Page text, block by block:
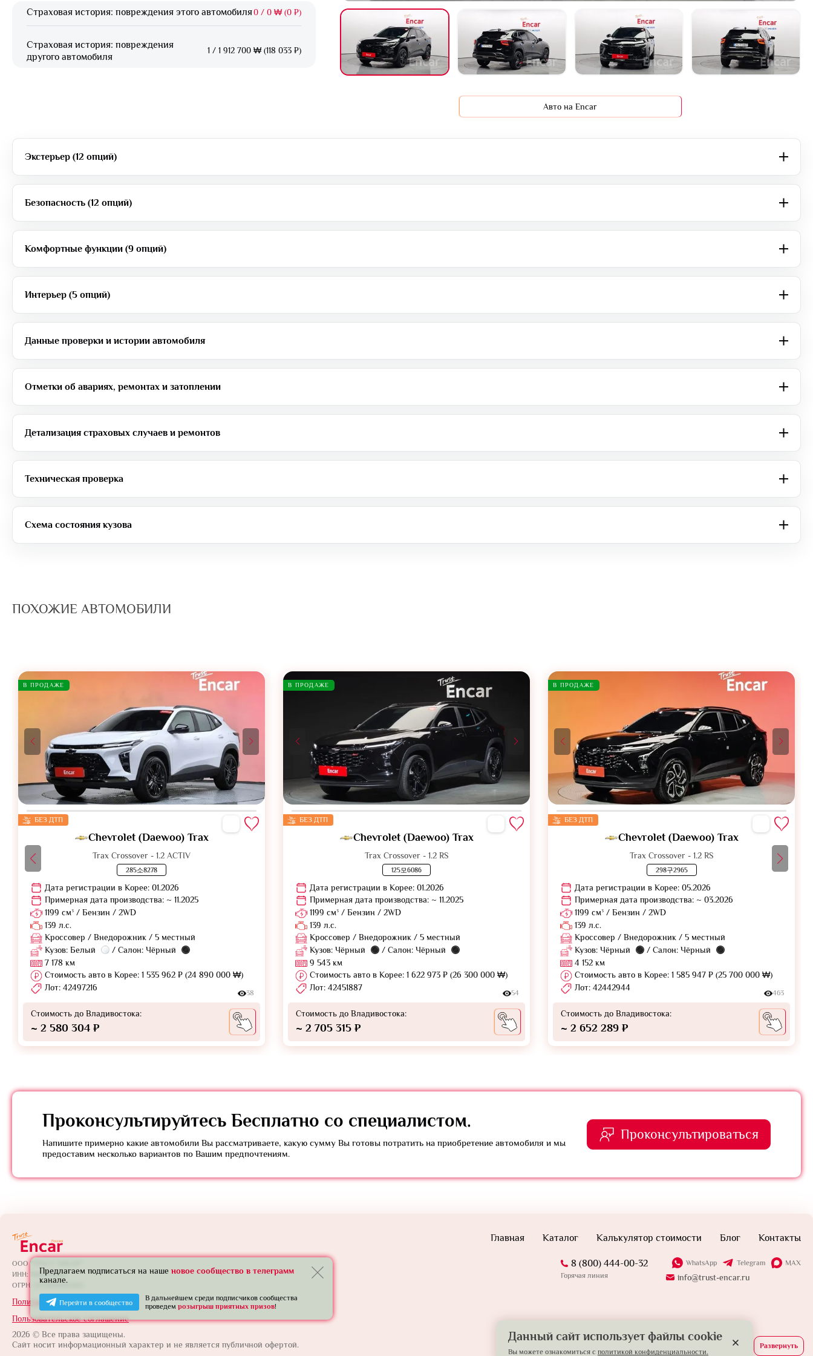
Страховая история: повреждения этого автомобиля0 / 0 ₩ (0 ₽)
Страховая история: повреждения
другого автомобиля
1 / 1 912 700 ₩ (118 033 ₽)
Авто на Encar
Экстерьер (12 опций)
Безопасность (12 опций)
Комфортные функции (9 опций)
Интерьер (5 опций)
Данные проверки и истории автомобиля
Отметки об авариях, ремонтах и затоплении
Детализация страховых случаев и ремонтов
Техническая проверка
Схема состояния кузова
ПОХОЖИЕ АВТОМОБИЛИ
В ПРОДАЖЕ
БЕЗ ДТП
Chevrolet (Daewoo) Trax
Trax Crossover - 1.2 ACTIV
285소8278
Дата регистрации в Корее: 01.2026
Примерная дата производства: ~ 11.2025
1199 см³ / Бензин / 2WD
139 л.с.
Кроссовер / Внедорожник / 5 местный
Кузов: Белый
/ Салон: Чёрный
7 178 км
Стоимость авто в Корее: 1 535 962 ₽ (24 890 000 ₩)
Лот: 42497216
38
Стоимость до Владивостока:
~ 2 580 304 ₽
В ПРОДАЖЕ
БЕЗ ДТП
Chevrolet (Daewoo) Trax
Trax Crossover - 1.2 RS
125모6086
Дата регистрации в Корее: 01.2026
Примерная дата производства: ~ 11.2025
1199 см³ / Бензин / 2WD
139 л.с.
Кроссовер / Внедорожник / 5 местный
Кузов: Чёрный
/ Салон: Чёрный
9 543 км
Стоимость авто в Корее: 1 622 973 ₽ (26 300 000 ₩)
Лот: 42451887
54
Стоимость до Владивостока:
~ 2 705 315 ₽
В ПРОДАЖЕ
БЕЗ ДТП
Chevrolet (Daewoo) Trax
Trax Crossover - 1.2 RS
298구2965
Дата регистрации в Корее: 05.2026
Примерная дата производства: ~ 03.2026
1199 см³ / Бензин / 2WD
139 л.с.
Кроссовер / Внедорожник / 5 местный
Кузов: Чёрный
/ Салон: Чёрный
4 152 км
Стоимость авто в Корее: 1 585 947 ₽ (25 700 000 ₩)
Лот: 42442944
463
Стоимость до Владивостока:
~ 2 652 289 ₽
Проконсультируйтесь Бесплатно со специалистом.
Напишите примерно какие автомобили Вы рассматриваете, какую сумму Вы готовы потратить на приобретение автомобиля и мы
предоставим несколько вариантов по Вашим предпочтениям.
Проконсультироваться
ООО "ТРАСТ ЭНКАР"
ИНН: 7801739565
ОГРН: 1257800005924
Политика конфиденциальности
Пользовательское соглашение
2026 © Все права защищены.
Сайт носит информационный характер и не является публичной офертой.
Главная Каталог Калькулятор стоимости Блог Контакты
8 (800) 444-00-32
Горячая линия
WhatsApp Telegram MAX
info@trust-encar.ru
Данный сайт использует файлы cookie
Вы можете ознакомиться с политикой конфиденциальности.
Предлагаем подписаться на наше новое сообщество в телеграмм
канале.
Перейти в сообщество
В дальнейшем среди подписчиков сообщества
проведем розыгрыш приятных призов!
Развернуть